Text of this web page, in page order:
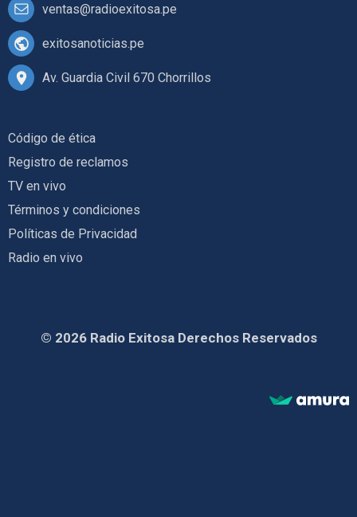
ventas@radioexitosa.pe
exitosanoticias.pe
Av. Guardia Civil 670 Chorrillos
Código de ética
Registro de reclamos
TV en vivo
Términos y condiciones
Políticas de Privacidad
Radio en vivo
© 2026 Radio Exitosa Derechos Reservados